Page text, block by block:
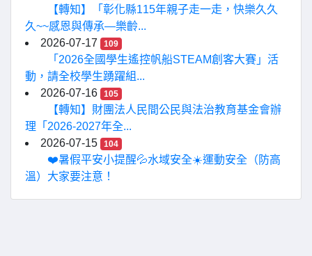
【轉知】「彰化縣115年親子走一走，快樂久久
久~~感恩與傳承—樂齡...
2026-07-17
109
「2026全國學生遙控帆船STEAM創客大賽」活
動，請全校學生踴躍組...
2026-07-16
105
【轉知】財團法人民間公民與法治教育基金會辦
理「2026-2027年全...
2026-07-15
104
❤️暑假平安小提醒💦水域安全☀️運動安全（防高
溫）大家要注意！